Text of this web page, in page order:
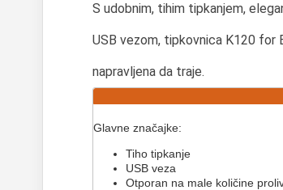
S udobnim, tihim tipkanjem,
USB vezom, tipkovnica K120 for
napravljena da traje.
Glavne značajke:
Tiho tipkanje
USB veza
Otporan na male količine